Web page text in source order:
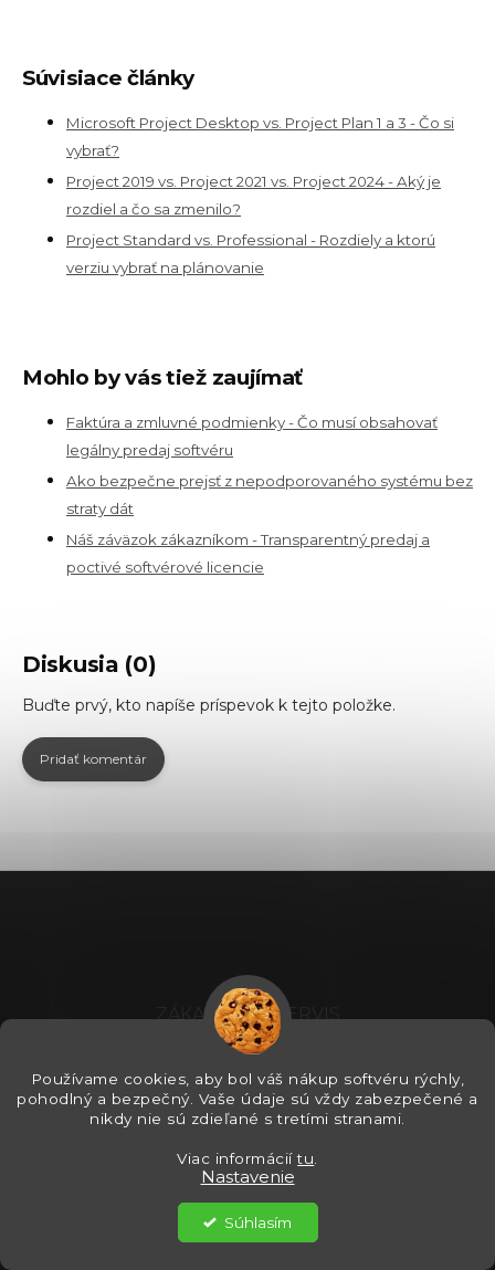
Používame cookies, aby bol váš nákup softvéru rýchly,
pohodlný a bezpečný. Vaše údaje sú vždy zabezpečené a
nikdy nie sú zdieľané s tretími stranami.
Viac informáciítu
Nastavenie
Súhlasím
Súvisiace články
Microsoft Project Desktop vs. Project Plan 1 a 3 - Čo si
vybrať?
Project 2019 vs. Project 2021 vs. Project 2024 - Aký je
rozdiel a čo sa zmenilo?
Project Standard vs. Professional - Rozdiely a ktorú
verziu vybrať na plánovanie
Mohlo by vás tiež zaujímať
Faktúra a zmluvné podmienky - Čo musí obsahovať
legálny predaj softvéru
Ako bezpečne prejsť z nepodporovaného systému bez
straty dát
Náš záväzok zákazníkom - Transparentný predaj a
poctivé softvérové licencie
Diskusia (0)
Buďte prvý, kto napíše príspevok k tejto položke.
Pridať komentár
ZÁKAZNICKÝ SERVIS
Obchodné podmienky
Ochrana osobných údajov
Reklamačný poriadok
Doručenie a doprava
SOFTVÉROVÁ PORADŇA